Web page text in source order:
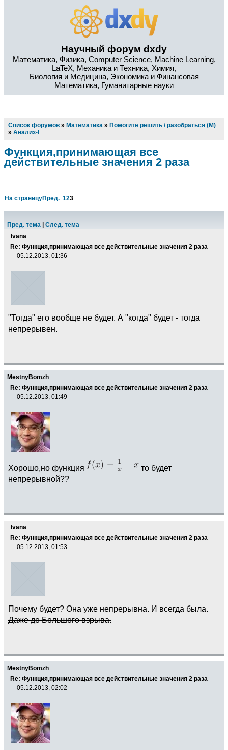
Научный форум dxdy
Математика, Физика, Computer Science, Machine Learning,
LaTeX, Механика и Техника, Химия,
Биология и Медицина, Экономика и Финансовая
Математика, Гуманитарные науки
Список форумов » Математика » Помогите решить / разобраться (М)
» Анализ-I
Функция,принимающая все
действительные значения 2 раза
На страницуПред. 123
Пред. тема
След. тема
_Ivana
Re: Функция,принимающая все действительные значения 2 раза
05.12.2013, 01:36
"Тогда" его вообще не будет. А "когда" будет - тогда
непрерывен.
MestnyBomzh
Re: Функция,принимающая все действительные значения 2 раза
05.12.2013, 01:49
Хорошо,но функция
то будет
непрерывной??
_Ivana
Re: Функция,принимающая все действительные значения 2 раза
05.12.2013, 01:53
Почему будет? Она уже непрерывна. И всегда была.
Даже до Большого взрыва.
MestnyBomzh
Re: Функция,принимающая все действительные значения 2 раза
05.12.2013, 02:02